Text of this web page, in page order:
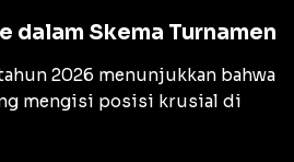
dalam Skema Turnamen
2026 menunjukkan bahwa
mengisi posisi krusial di